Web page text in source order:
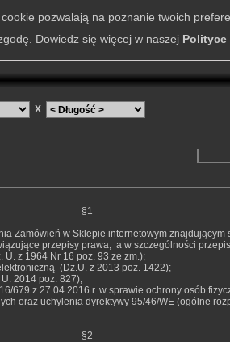
X
§1
Zamówień w Sklepie internetowym znajdującym
przepisy prawa, a w szczególności
z 1964 Nr 16 poz. 93 ze zm.);
(Dz.U. z 2013 poz. 1422);
2014 poz. 827);
679 z 27.04.2016 r. w sprawie ochrony osób
oraz uchylenia dyrektywy 95/46/WE (ogólne
§2
pozwalają na poznanie twoich
Dowiedz się więcej w naszej Polityce